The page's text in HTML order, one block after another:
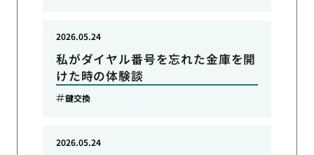
私がダイヤル番号を忘れた金庫を開
けた時の体験談
2026.05.24
鍵交換
2026.05.24